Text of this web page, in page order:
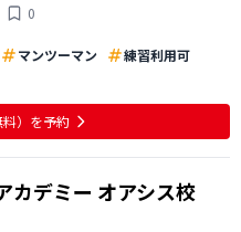
0
マンツーマン
練習利用可
料） を予約
カデミー オアシス校